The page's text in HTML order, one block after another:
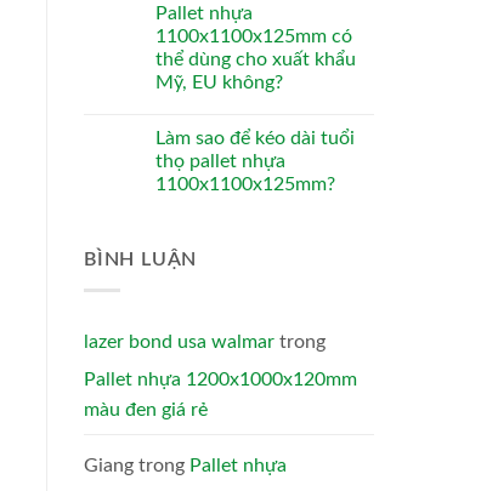
Pallet nhựa
1100x1100x125mm có
thể dùng cho xuất khẩu
Mỹ, EU không?
Làm sao để kéo dài tuổi
thọ pallet nhựa
1100x1100x125mm?
BÌNH LUẬN
lazer bond usa walmar trong
Pallet nhựa 1200x1000x120mm
màu đen giá rẻ
Giang trong Pallet nhựa